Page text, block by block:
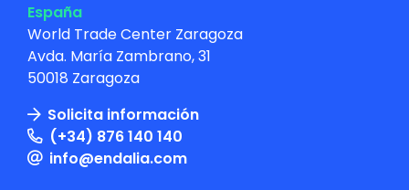
España
World Trade Center Zaragoza
Avda. María Zambrano, 31
50018 Zaragoza
Solicita información
(+34) 876 140 140
info@endalia.com